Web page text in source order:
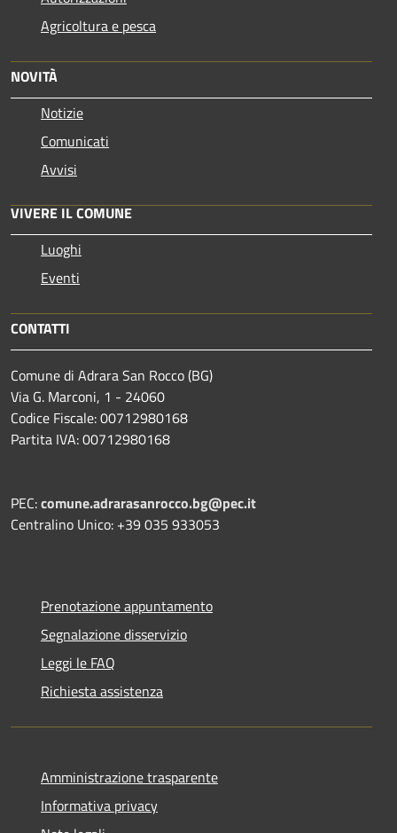
Agricoltura e pesca
NOVITÀ
Notizie
Comunicati
Avvisi
VIVERE IL COMUNE
Luoghi
Eventi
CONTATTI
Comune di Adrara San Rocco (BG)
Via G. Marconi, 1 - 24060
Codice Fiscale: 00712980168
Partita IVA: 00712980168
PEC:comune.adrarasanrocco.bg@pec.it
Centralino Unico: +39 035 933053
Prenotazione appuntamento
Segnalazione disservizio
Leggi le FAQ
Richiesta assistenza
Amministrazione trasparente
Informativa privacy